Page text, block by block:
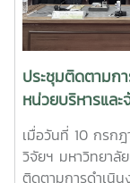
ประชุมติดตามก
หน่วยบริหารแล
เพิ่มความสามา
บพข.
เมื่อวันที่ 10 กรก
วิจัยฯ มหาวิทยาลั
ติดตามการดำเนิ